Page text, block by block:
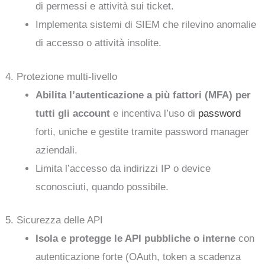
di permessi e attività sui ticket.
Implementa sistemi di SIEM che rilevino anomalie
di accesso o attività insolite.
4. Protezione multi-livello
Abilita l’autenticazione a più fattori (MFA) per
tutti gli account e incentiva l’uso di password
forti, uniche e gestite tramite password manager
aziendali.
Limita l’accesso da indirizzi IP o device
sconosciuti, quando possibile.
5. Sicurezza delle API
Isola e protegge le API pubbliche o interne con
autenticazione forte (OAuth, token a scadenza